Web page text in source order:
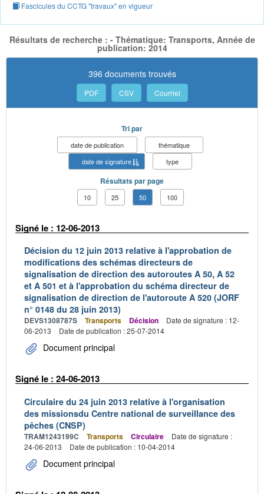
Fascicules du CCTG "travaux" en vigueur
Résultats de recherche : - Thématique: Transports, Année de
publication: 2014
396 documents trouvés
PDF CSV Courriel
Tri par
date de publication
thématique
date de signature
type
Résultats par page
10 25 50 100
Signé le : 12-06-2013
Décision du 12 juin 2013 relative à l'approbation de
modifications des schémas directeurs de
signalisation de direction des autoroutes A 50, A 52
et A 501 et à l'approbation du schéma directeur de
signalisation de direction de l'autoroute A 520 (JORF
n° 0148 du 28 juin 2013)
DEVS1308787S Transports Décision
Date de signature : 12-
06-2013
Date de publication : 25-07-2014
Document principal
Signé le : 24-06-2013
Circulaire du 24 juin 2013 relative à l'organisation
des missionsdu Centre national de surveillance des
pêches (CNSP)
TRAM1243199C Transports Circulaire
Date de signature :
24-06-2013
Date de publication : 10-04-2014
Document principal